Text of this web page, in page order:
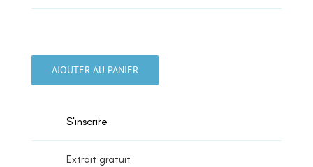
AJOUTER AU PANIER
S'inscrire
Extrait gratuit